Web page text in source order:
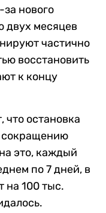
нового
двух месяцев
частично
восстановить
к концу
что остановка
сокращению
это, каждый
по 7 дней, в
на 100 тыс.